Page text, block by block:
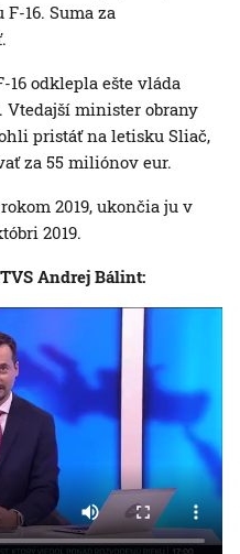
16. Suma za
odklepla ešte vláda
Vtedajší minister obrany
pristáť na letisku Sliač,
za 55 miliónov eur.
2019, ukončia ju v
2019.
Andrej Bálint: